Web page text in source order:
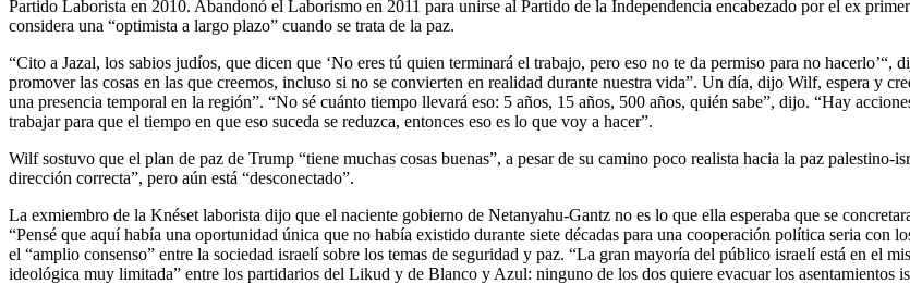
Partido Laborista en 2010. Abandonó el Laborismo en 2011 para unirse al Partido de la Independencia encabezado por el ex
considera una “optimista a largo plazo” cuando se trata de la paz.
“Cito a Jazal, los sabios judíos, que dicen que ‘No eres tú quien terminará el trabajo, pero eso no te da permiso para no hacerlo’“,
promover las cosas en las que creemos, incluso si no se convierten en realidad durante nuestra vida”. Un día, dijo Wilf, espera y
una presencia temporal en la región”. “No sé cuánto tiempo llevará eso: 5 años, 15 años, 500 años, quién sabe”, dijo. “Hay
trabajar para que el tiempo en que eso suceda se reduzca, entonces eso es lo que voy a hacer”.
Wilf sostuvo que el plan de paz de Trump “tiene muchas cosas buenas”, a pesar de su camino poco realista hacia la paz
dirección correcta”, pero aún está “desconectado”.
La exmiembro de la Knéset laborista dijo que el naciente gobierno de Netanyahu-Gantz no es lo que ella esperaba que se
“Pensé que aquí había una oportunidad única que no había existido durante siete décadas para una cooperación política seria con
el “amplio consenso” entre la sociedad israelí sobre los temas de seguridad y paz. “La gran mayoría del público israelí está en
ideológica muy limitada” entre los partidarios del Likud y de Blanco y Azul: ninguno de los dos quiere evacuar los asentamientos